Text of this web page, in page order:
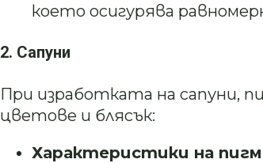
което осигурява
2. Сапуни
При изработката на сапуни,
цветове и блясък:
Характеристики на